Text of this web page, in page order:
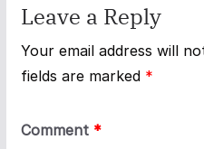
Leave a Reply
Your email address will
fields are marked *
Comment *